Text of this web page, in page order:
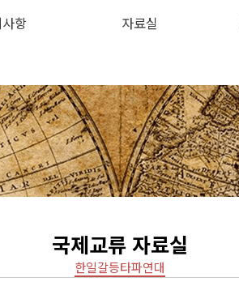
항 자료실
분류
국제교류 자료실
한일갈등타파연대